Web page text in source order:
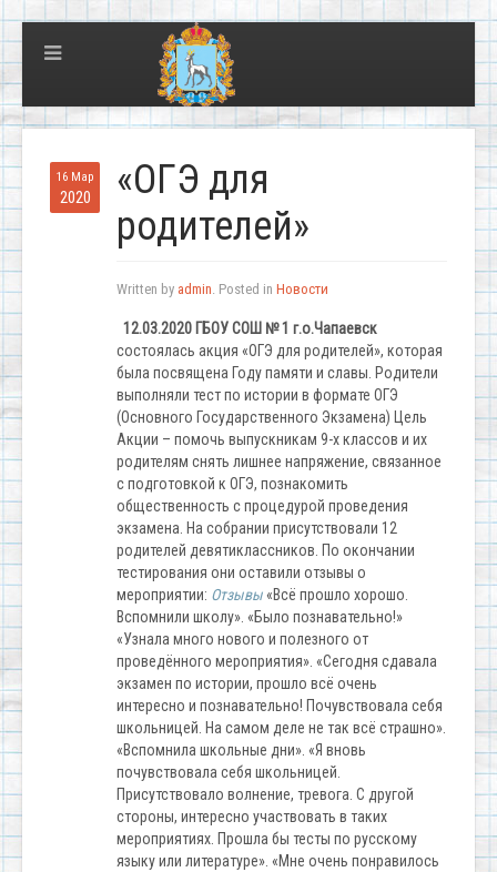
16 Мар
2020
«ОГЭ для
родителей»
Written by admin. Posted in Новости
12.03.2020 ГБОУ СОШ № 1 г.о.Чапаевск
состоялась акция «ОГЭ для родителей», которая
была посвящена Году памяти и славы. Родители
выполняли тест по истории в формате ОГЭ
(Основного Государственного Экзамена) Цель
Акции – помочь выпускникам 9-х классов и их
родителям снять лишнее напряжение, связанное
с подготовкой к ОГЭ, познакомить
общественность с процедурой проведения
экзамена. На собрании присутствовали 12
родителей девятиклассников. По окончании
тестирования они оставили отзывы о
мероприятии: Отзывы«Всё прошло хорошо.
Вспомнили школу». «Было познавательно!»
«Узнала много нового и полезного от
проведённого мероприятия». «Сегодня сдавала
экзамен по истории, прошло всё очень
интересно и познавательно! Почувствовала себя
школьницей. На самом деле не так всё страшно».
«Вспомнила школьные дни». «Я вновь
почувствовала себя школьницей.
Присутствовало волнение, тревога. С другой
стороны, интересно участвовать в таких
мероприятиях. Прошла бы тесты по русскому
языку или литературе». «Мне очень понравилось